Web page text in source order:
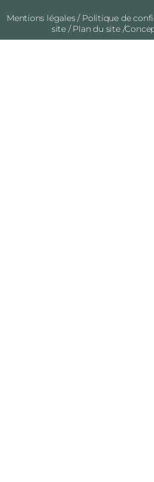
Mentions légales / Politique de
site/Plan du site/